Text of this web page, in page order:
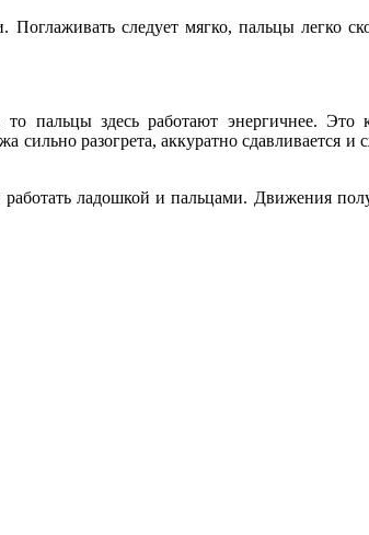
следует мягко, пальцы легко
то пальцы здесь работают энергичнее.
сильно разогрета, аккуратно
ладошкой и пальцами. Движения